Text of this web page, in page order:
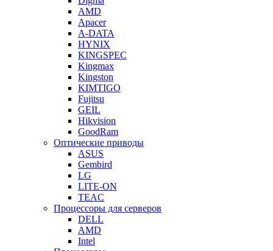
AMD
Apacer
A-DATA
HYNIX
KINGSPEC
Kingmax
Kingston
KIMTIGO
Fujitsu
GEIL
Hikvision
GoodRam
Оптические приводы
ASUS
Gembird
LG
LITE-ON
TEAC
Процессоры для серверов
DELL
AMD
Intel